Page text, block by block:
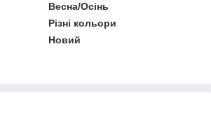
Весна/Осінь
Різні кольори
Новий